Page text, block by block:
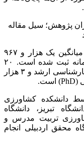
در ۹ سال گذشته در هر سال به صورت میانگین یک هزار و ۹۶۷
پایان‌نامه و رساله و پروپوزال در این سامانه ثبت شده است. ۲۰
هزار و ۳۳۸ مورد از آن‌ها مربوط به دوره کارشناسی ارشد و ۳ هزار
دانشکده کشاورزی
تبریز، دانشگاه
تربیت مدرس و
محقق اردبیلی انجام